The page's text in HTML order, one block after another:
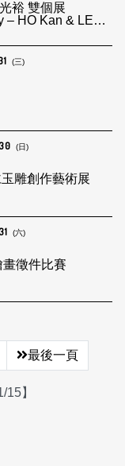
裕 雙個展
– HO Kan & LEE
(三)
(日)
雕創作藝術展
(六)
畫徵件比賽
最後一頁
】